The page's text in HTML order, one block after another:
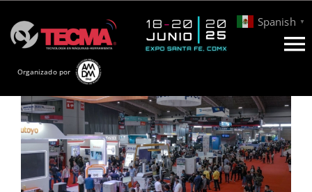
to
content
Spanish ▼
General
Participa
Conferencias
Organizado por